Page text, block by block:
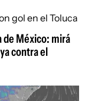
de México: mirá
contra el